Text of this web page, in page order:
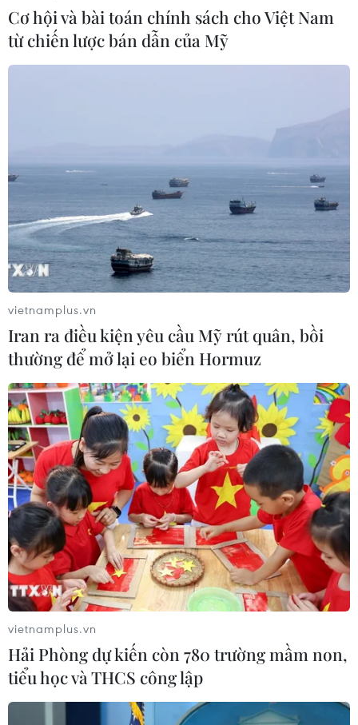
TIN CÙNG CHUYÊN MỤC
Cộng hòa Dân chủ Congo ghi nhận
Cơ hội và bài toán chính sách cho Việt Nam
từ chiến lược bán dẫn của Mỹ
vietnamplus.vn
Iran ra điều kiện yêu cầu Mỹ rút quân, bồi
thường để mở lại eo biển Hormuz
vietnamplus.vn
Hải Phòng dự kiến còn 780 trường mầm non,
tiểu học và THCS công lập